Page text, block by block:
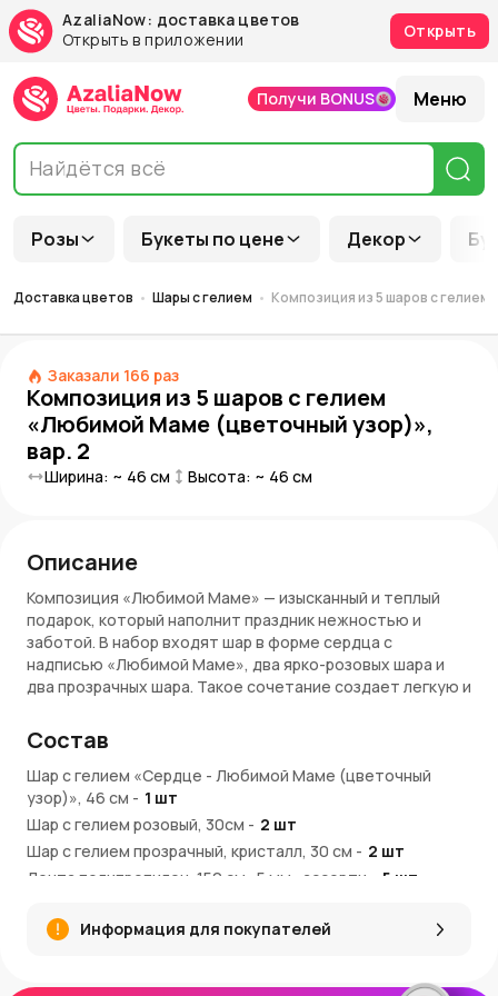
AzaliaNow: доставка цветов
Открыть в приложении
Открыть
Розы Букеты по цене Декор
Получи BONUS Меню
Доставка цветов Шары с гелием Композиция из 5 шаров с
Заказали 166 раз
Композиция из 5 шаров с гелием
«Любимой Маме (цветочный узор)»,
вар. 2
Ширина: ~ 46 см Высота: ~ 46 см
Описание
Композиция «Любимой Маме» — изысканный и теплый
подарок, который наполнит праздник нежностью и
заботой. В набор входят шар в форме сердца с
надписью «Любимой Маме», два ярко-розовых шара и
два прозрачных шара. Такое сочетание создает легкую и
любовь к маме в ее день.
Преимущества:
Шар в форме сердца с надписью «Любимой Маме»
передает искренние чувства
Два розовых шара добавляют яркости и нежности
Два прозрачных шара создают эффект легкости и
Все шары наполнены гелием и украшены
декоративными лентами
фотографиях
Состав
Шар с гелием «Сердце - Любимой Маме (цветочный
узор)», 46 см - 1 шт
Шар с гелием розовый, 30см - 2 шт
Шар с гелием прозрачный, кристалл, 30 см - 2 шт
Лента полипропилен, 150 см., 5 мм., ассорти
5 шт
Информация для покупателей